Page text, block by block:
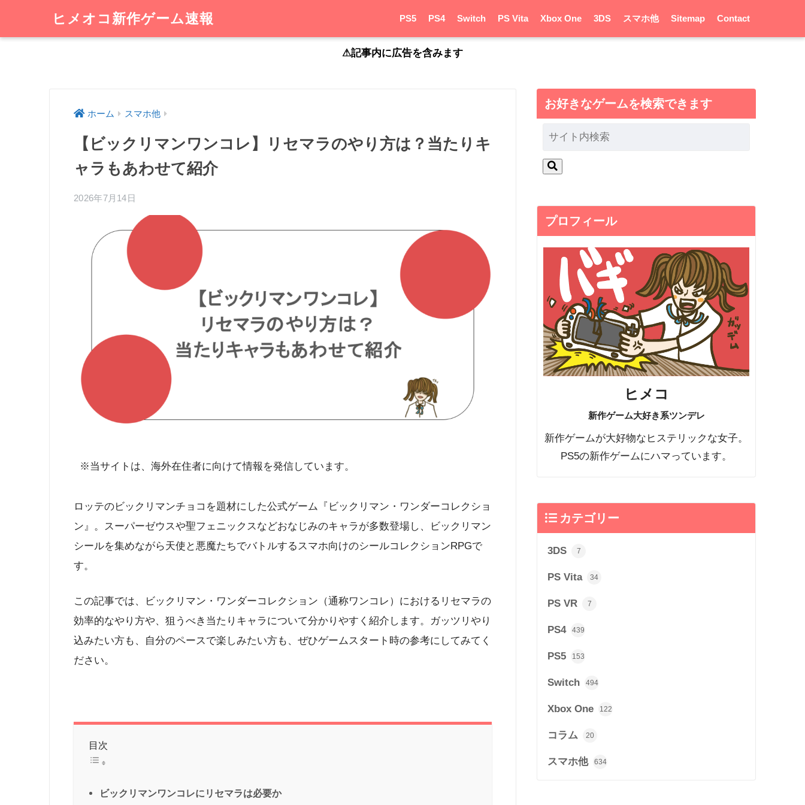
ヒメオコ新作ゲーム速報 PS5 PS4 Switch PS Vita Xbox One 3DS スマホ他 Sitemap Contact
⚠︎記事内に広告を含みます
ホーム スマホ他
【ビックリマンワンコレ】リセマラのやり方は？当たりキ
ャラもあわせて紹介
2026年7月14日
※当サイトは、海外在住者に向けて情報を発信しています。
ロッテのビックリマンチョコを題材にした公式ゲーム『ビックリマン・ワンダーコレクショ
ン』。スーパーゼウスや聖フェニックスなどおなじみのキャラが多数登場し、ビックリマン
シールを集めながら天使と悪魔たちでバトルするスマホ向けのシールコレクションRPGで
す。
この記事では、ビックリマン・ワンダーコレクション（通称ワンコレ）におけるリセマラの
効率的なやり方や、狙うべき当たりキャラについて分かりやすく紹介します。ガッツリやり
込みたい方も、自分のペースで楽しみたい方も、ぜひゲームスタート時の参考にしてみてく
ださい。
目次
ビックリマンワンコレにリセマラは必要か
お好きなゲームを検索できます
プロフィール
ヒメコ
新作ゲーム大好き系ツンデレ
新作ゲームが大好物なヒステリックな女子。
PS5の新作ゲームにハマっています。
カテゴリー
3DS 7
PS Vita 34
PS VR 7
PS4 439
PS5 153
Switch 494
Xbox One 122
コラム 20
スマホ他 634